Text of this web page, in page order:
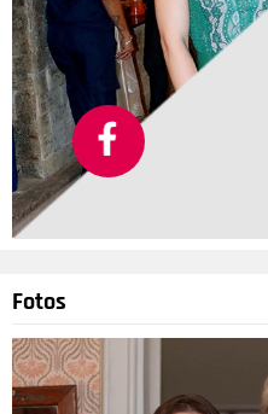
Fotos